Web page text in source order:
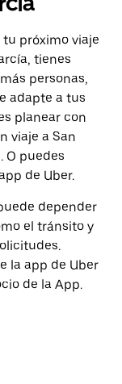
tu próximo viaje
tienes
personas,
adapte a tus
planear con
viaje a San
O puedes
de Uber.
depender
el tránsito y
la app de Uber
de la App.